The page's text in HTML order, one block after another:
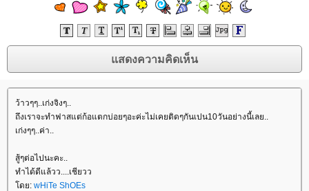
ว้าวๆๆ..เก่งจิงๆ..
ถึงเราจะทำฟาสแต่ก้อแตกบ่อยๆอะค่ะไม่เคยติดๆกันเปน10วันอย่างนี้เลย..
เก่งๆๆ..ค่า..
สู้ๆต่อไปนะคะ..
ทำได้ดีแล้วว....เชียวว
ดย: wHiTe ShOEs